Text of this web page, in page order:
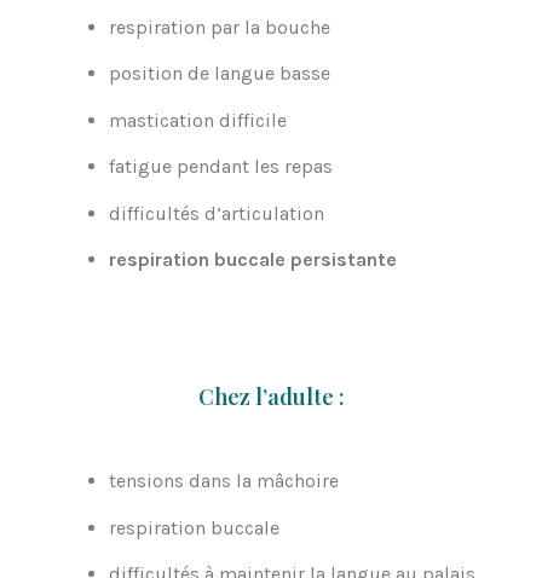
respiration par la bouche
position de langue basse
mastication difficile
fatigue pendant les repas
difficultés d’articulation
respiration buccale persistante
Chez l’adulte :
tensions dans la mâchoire
respiration buccale